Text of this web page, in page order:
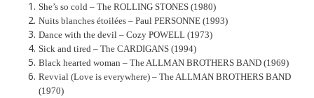
She’s so cold – The ROLLING STONES (1980)
Nuits blanches étoilées – Paul PERSONNE (1993)
Dance with the devil – Cozy POWELL (1973)
Sick and tired – The CARDIGANS (1994)
Black hearted woman – The ALLMAN BROTHERS BAND (1969)
Revvial (Love is everywhere) – The ALLMAN BROTHERS BAND
(1970)